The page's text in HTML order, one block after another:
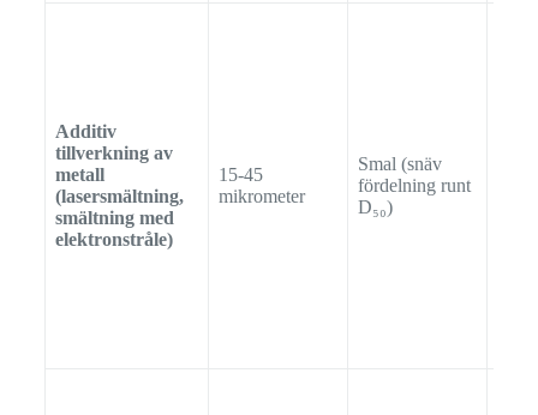
Additiv
tillverkning av
metall
(lasersmältning,
smältning med
elektronstråle)
15-45
mikrometer
Smal (snäv
fördelning runt
D₅₀)